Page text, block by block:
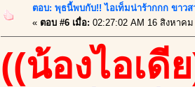
ตอบ: พุธนี้พบกับ!! ไอเท็มน่าร้ากกก ขาว
« ตอบ #6 เมื่อ: 02:27:02 AM 16 สิงหาคม
((น้องไอเดี